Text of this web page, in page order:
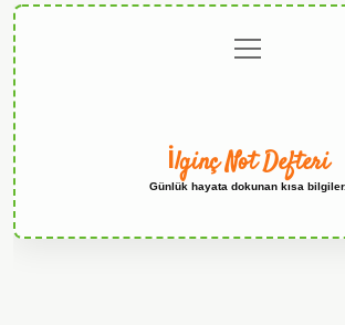
menüyü
aç
İlginç Not Defteri
Günlük hayata dokunan kısa bilgiler.